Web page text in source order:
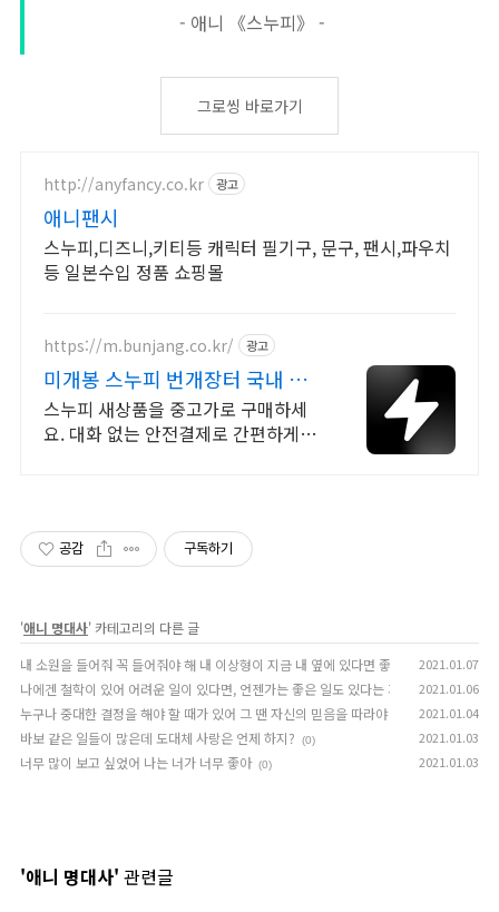
- 애니 《스누피》 -
그로씽 바로가기
http://anyfancy.co.kr 광고
애니팬시
스누피,디즈니,키티등 캐릭터 필기구, 문구, 팬시,파우치
등 일본수입 정품 쇼핑몰
https://m.bunjang.co.kr/ 광고
미개봉 스누피 번개장터 국내 최
대 브랜드 중고거래
스누피 새상품을 중고가로 구매하세
요. 대화 없는 안전결제로 간편하게!
공감 구독하기
'애니 명대사' 카테고리의 다른 글
내 소원을 들어줘 꼭 들어줘야 해 내 이상형이 지금 내 옆에 있다면 좋겠어
(0)
2021.01.07
나에겐 철학이 있어 어려운 일이 있다면, 언젠가는 좋은 일도 있다는 거야. (0)
2021.01.06
누구나 중대한 결정을 해야 할 때가 있어 그 땐 자신의 믿음을 따라야 해 (0)2021.01.04
바보 같은 일들이 많은데 도대체 사랑은 언제 하지? (0) 2021.01.03
너무 많이 보고 싶었어 나는 너가 너무 좋아 (0) 2021.01.03
'애니 명대사' 관련글